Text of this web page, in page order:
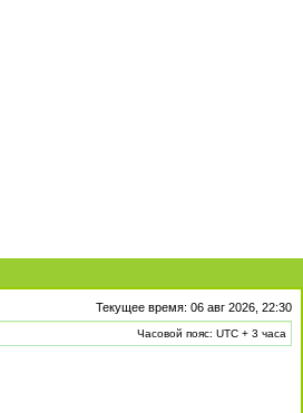
Текущее время: 06 авг 2026, 22:30
Часовой пояс: UTC + 3 часа